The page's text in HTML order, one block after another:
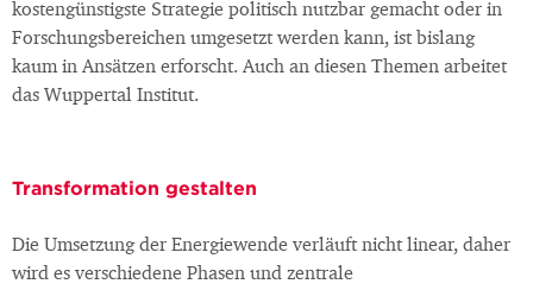
kostengünstigste Strategie politisch nutzbar gemacht oder in
Forschungsbereichen umgesetzt werden kann, ist bislang
kaum in Ansätzen erforscht. Auch an diesen Themen arbeitet
das Wuppertal Institut.
Transformation gestalten
Die Umsetzung der Energiewende verläuft nicht linear, daher
wird es verschiedene Phasen und zentrale